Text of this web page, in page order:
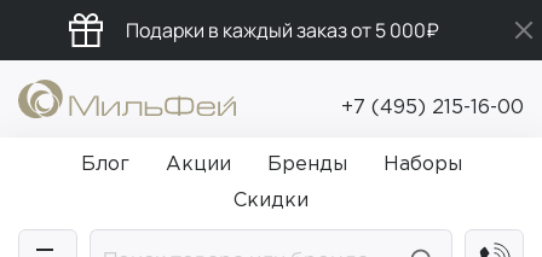
Подарки в каждый заказ от 5 000₽
Промокод ПРИВЕТ
Бесплатная доставка от 5 000₽
+7 (495) 215-16-00
Блог Акции Бренды
Наборы
Скидки